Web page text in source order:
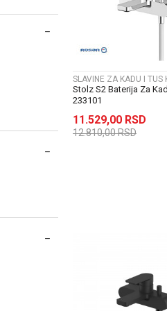
SLAVINE ZA KADU I TUS
Stolz S2 Baterija Za
233101
11.529,00 RSD
12.810,00RSD